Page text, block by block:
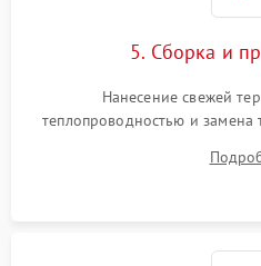
5. Сборка и
Нанесение свежей
теплопроводностью и замена
шлейфов, модулей памяти и